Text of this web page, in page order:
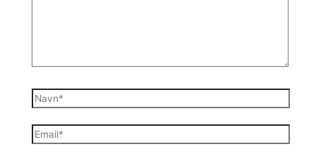
Navn*
Email*